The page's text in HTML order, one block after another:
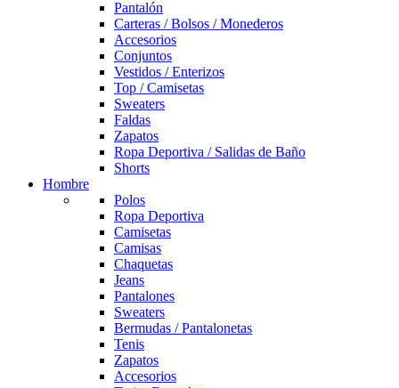
Pantalón
Carteras / Bolsos / Monederos
Accesorios
Conjuntos
Vestidos / Enterizos
Top / Camisetas
Sweaters
Faldas
Zapatos
Ropa Deportiva / Salidas de Baño
Shorts
Hombre
Polos
Ropa Deportiva
Camisetas
Camisas
Chaquetas
Jeans
Pantalones
Sweaters
Bermudas / Pantalonetas
Tenis
Zapatos
Accesorios